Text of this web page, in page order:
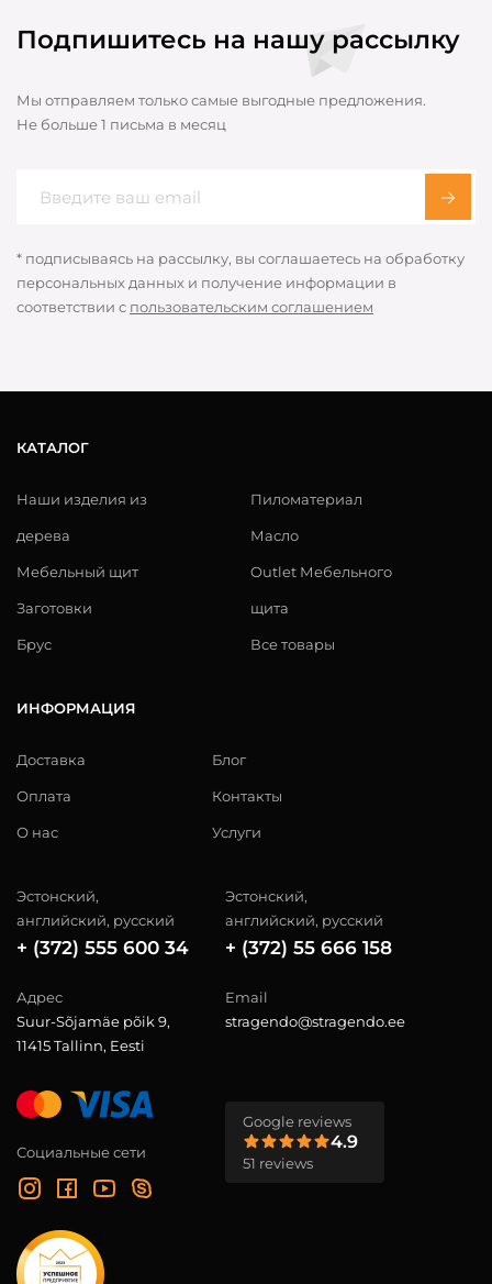
Подпишитесь на нашу рассылку
Мы отправляем только самые выгодные предложения.
Не больше 1 письма в месяц
* подписываясь на рассылку, вы соглашаетесь на обработку
персональных данных и получение информации в
соответствии с пользовательским соглашением
КАТАЛОГ
Наши изделия из
дерева
Мебельный щит
Заготовки
Брус
Пиломатериал
Масло
Outlet Мебельного
щита
Все товары
ИНФОРМАЦИЯ
Доставка
Оплата
О нас
Блог
Контакты
Услуги
Эстонский,
английский, русский
+ (372) 555 600 34
Эстонский,
английский, русский
+ (372) 55 666 158
Адрес
Suur-Sõjamäe põik 9,
11415 Tallinn, Eesti
Email
stragendo@stragendo.ee
Социальные сети
Google reviews
4.9
51 reviews